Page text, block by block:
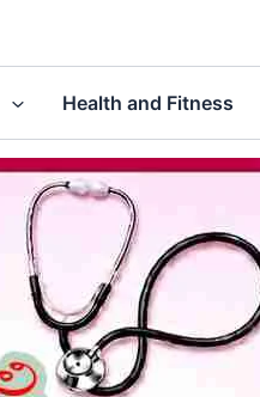
Health and Fitness